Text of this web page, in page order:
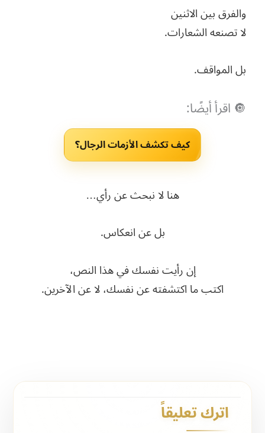
والفرق بين الاثنين
لا تصنعه الشعارات.
بل المواقف.
🔘 اقرأ أيضًا:
كيف تكشف الأزمات الرجال؟
هنا لا نبحث عن رأي…
بل عن انعكاس.
إن رأيت نفسك في هذا النص،
اكتب ما اكتشفته عن نفسك، لا عن الآخرين.
اترك تعليقاً